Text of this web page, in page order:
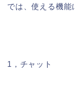
では、使える機能
1，チャット